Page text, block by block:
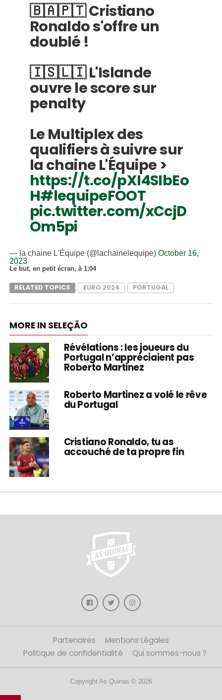
🇧🇦🇵🇹 Cristiano
Ronaldo s'offre un
doublé !
🇮🇸🇱🇮 L'Islande
ouvre le score sur
penalty
Le Multiplex des
qualifiers à suivre sur
la chaine L'Équipe >
https://t.co/pXI4SIbEo
H#lequipeFOOT
pic.twitter.com/xCcjD
Om5pi
— la chaine L'Équipe (@lachainelequipe) October 16,
2023
Le but, en petit écran, à 1:04
RELATED TOPICS EURO 2024 PORTUGAL
MORE IN SELEÇÃO
Révélations : les joueurs du
Portugal n’appréciaient pas
Roberto Martinez
Roberto Martinez a volé le rêve
du Portugal
Cristiano Ronaldo, tu as
accouché de ta propre fin
Partenaires
Mentions Légales
Politique de confidentialité
Qui sommes-nous ?
Copyright As Quinas © 2026